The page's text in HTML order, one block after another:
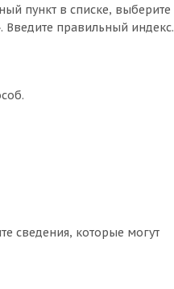
пункт в списке, выберите
Введите правильный индекс.
сведения, которые могут